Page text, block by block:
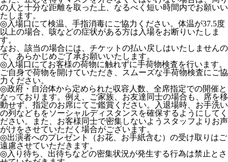
の人と十分な距離を取った上、なるべく短い時間内でお願いい
たします。
◎入場口にて検温、手指消毒にご協力ください。体温が37.5度
以上の場合、咳などの症状がある方は入場をお断りいたしま
す。
なお、該当の場合には、チケットの払い戻しはいたしませんの
で、あらかじめご了承お願いいたします。
◎入場口にてお客様の荷物に触れずに手荷物検査を行います。
ご自身で荷物を開けていただき、スムーズな手荷物検査にご協
力ください。
◎政府・自治体から定められた収容人数、全席指定での開催と
なっております。例え、ご家族、お友達同士の場合も、席を移
動せず、指定のお席にてご鑑賞ください。入退場時、お手洗い
の列などもをソーシャルディスタンスを確保するようにしてく
ださい。また、お客様同士で密集しないようスタッフよりお声
がけをさせていただく場合がございます。
◎出演者へのプレゼント（お花、お手紙含む）の受け取りはご
遠慮させていただきます。
◎入り待ち、出待ちなどの密集状況が発生する行為は禁止とさ